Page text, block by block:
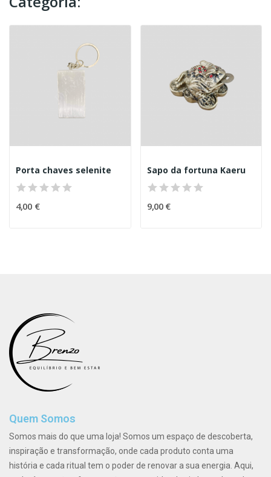
Porta chaves selenite
4,00 €
Sapo da fortuna Kaeru
9,00 €
Quem Somos
Somos mais do que uma loja! Somos um espaço de descoberta,
inspiração e transformação, onde cada produto conta uma
história e cada ritual tem o poder de renovar a sua energia. Aqui,